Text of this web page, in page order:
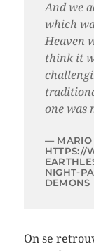
And we
which
Heaven
think it
one was
HTTPS://
NIGHT-
DEMONS
On se